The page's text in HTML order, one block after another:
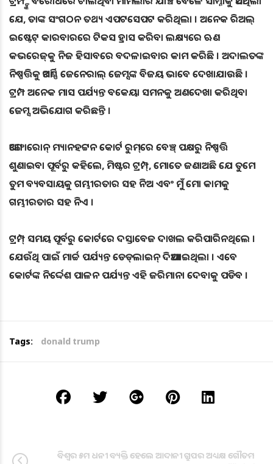
ଯେ, ତାଙ୍କ ସଂଗଠନ ତଥ୍ୟ ଏପଟସେପଟ କରିଥିଲା । ଅନେକ ରିଅଲ୍
ଇଷ୍ଟେଟ୍ କାରବାରରେ ଟିକସ ହ୍ରାସ କରିବା ଲକ୍ଷ୍ୟରେ ଋଣ
କଭରେଜ୍‌କୁ ନିଜ ହିସାବରେ ବଦଳାଇବାର କାମ କରିଛି । ଅଦାଲତଙ୍କ
ନିଷ୍ପତ୍ତିକୁ ଆଟର୍ଣ୍ଣି ଜେନେରାଲ୍ ଜେମ୍ସଙ୍କ ବିଜୟ ଭାବେ ଦେଖାଯାଉଛି ।
ଟ୍ରମ୍ପ ଅନେକ ମାସ ପର୍ଯ୍ୟନ୍ତ ବକେୟା ସମନକୁ ଅଣଦେଖା କରିଥିବା
ଜେମ୍ସ ଅଭିଯୋଗ କରିଛନ୍ତି ।
ଆଙ୍ଗୋରୋନ୍ ମ୍ୟାନହଟ୍ଟନ କୋର୍ଟ ରୁମ୍‌ରେ ବେଞ୍ଚ୍ ପକ୍ଷରୁ ନିଷ୍ପତ୍ତି
ଶୁଣାଇବା ପୂର୍ବରୁ କହିଲେ, ମିଷ୍ଟର ଟ୍ରମ୍ପ୍, ମୋତେ ଜଣାଅଛି ଯେ ତୁମେ
ତୁମ ବ୍ୟବସାୟକୁ ଗମ୍ଭୀରତାର ସହ ନିଅ ଏବଂ ମୁଁ ମୋ କାମକୁ
ଗମ୍ଭୀରତାର ସହ ନିଏ ।
ଟ୍ରମ୍ପ୍ ସମୟ ପୂର୍ବରୁ କୋର୍ଟରେ ଦସ୍ତାବେଜ ଦାଖଲ କରିପାରିନଥିଲେ ।
ଯେଉଁଥି ପାଇଁ ମାର୍ଚ୍ଚ ପର୍ଯ୍ୟନ୍ତ ଡେଡ୍‌ଲାଇନ୍ ଦିଆଯାଇଥିଲା । ଏବେ
କୋର୍ଟଙ୍କ ନିର୍ଦ୍ଦେଶ ପାଳନ ପର୍ଯ୍ୟନ୍ତ ଏହି ଜରିମାନା ଦେବାକୁ ପଡିବ ।
Tags: donald trump
ବିଶ୍ୱର ୫ମ ଧନୀ ବ୍ୟକ୍ତି ହେଲେ ଆଦାନୀ ଗ୍ରୁପର ଅଧ୍ୟକ୍ଷ ଗୌତମ